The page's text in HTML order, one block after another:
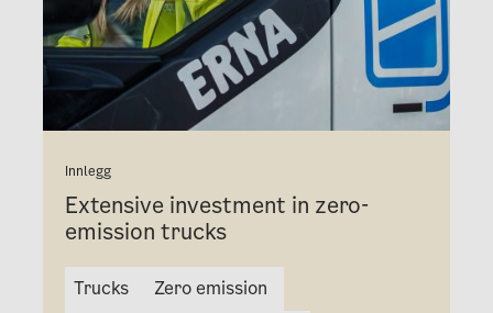
Innlegg
Extensive investment in zero-
emission trucks
Trucks
Zero emission